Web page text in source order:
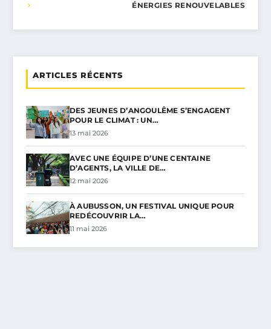
ÉNERGIES RENOUVELABLES
ARTICLES RÉCENTS
DES JEUNES D’ANGOULÊME S’ENGAGENT
POUR LE CLIMAT : UN…
13 mai 2026
AVEC UNE ÉQUIPE D’UNE CENTAINE
D’AGENTS, LA VILLE DE…
12 mai 2026
À AUBUSSON, UN FESTIVAL UNIQUE POUR
REDÉCOUVRIR LA…
11 mai 2026